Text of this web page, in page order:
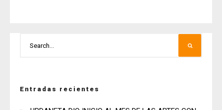
Entradas recientes